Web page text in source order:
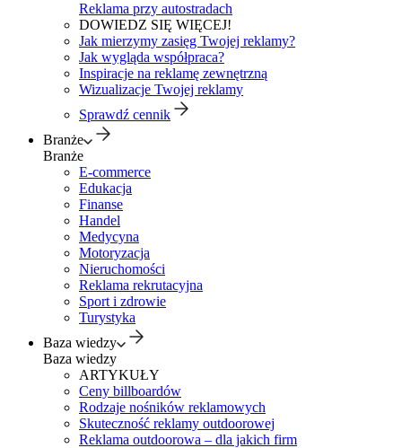
Reklama przy autostradach
DOWIEDZ SIĘ WIĘCEJ!
Jak mierzymy zasięg Twojej reklamy?
Jak wygląda współpraca?
Inspiracje na reklamę zewnętrzną
Wizualizacje Twojej reklamy
Sprawdź cennik
Branże
Branże
E-commerce
Edukacja
Finanse
Handel
Medycyna
Motoryzacja
Nieruchomości
Reklama rekrutacyjna
Sport i zdrowie
Turystyka
Baza wiedzy
Baza wiedzy
ARTYKUŁY
Ceny billboardów
Rodzaje nośników reklamowych
Skuteczność reklamy outdoorowej
Reklama outdoorowa – dla jakich firm